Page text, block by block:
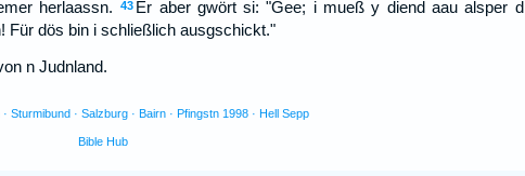
herlaassn.
43 Er aber gwört si: "Gee; i mueß y diend aau alsper d
Für dös bin i schließlich ausgschickt."
n Judnland.
Sturmibund · Salzburg · Bairn · Pfingstn 1998 · Hell Sepp
Bible Hub